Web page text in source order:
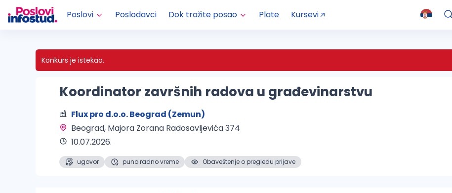
Poslovi Poslodavci Dok tražite posao Plate Kursevi
Konkurs je istekao.
Koordinator završnih radova u građevinarstvu
Flux pro d.o.o. Beograd (Zemun)
Beograd, Majora Zorana Radosavljevića 374
10.07.2026.
ugovor puno radno vreme Obaveštenje o pregledu prijave